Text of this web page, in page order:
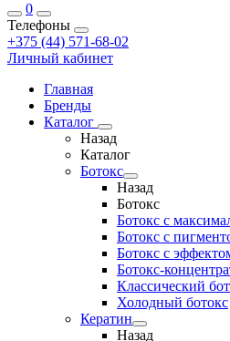
0
Телефоны
+375 (44) 571-68-02
Личный кабинет
Главная
Бренды
Каталог
Назад
Каталог
Ботокс
Назад
Ботокс
Ботокс с
Ботокс с
Ботокс с
Ботокс-
Классический
Холодный ботокс
Кератин
Назад